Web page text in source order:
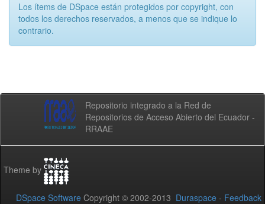
Los ítems de DSpace están protegidos por copyright, con
todos los derechos reservados, a menos que se indique lo
contrario.
Repositorio integrado a la Red de
Repositorios de Acceso Abierto del Ecuador -
RRAAE
Theme by
DSpace Software Copyright © 2002-2013 Duraspace - Feedback